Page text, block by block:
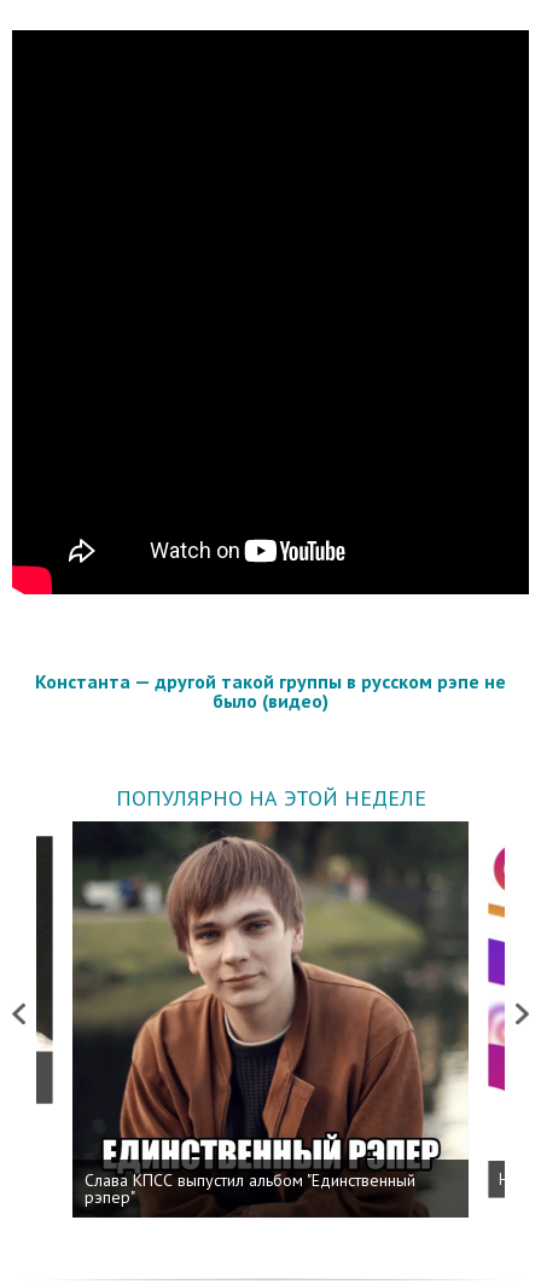
Константа — другой такой группы в русском рэпе не
было (видео)
ПОПУЛЯРНО НА ЭТОЙ НЕДЕЛЕ
Previous
Слава КПСС выпустил альбом "Единственный
рэпер"
Next